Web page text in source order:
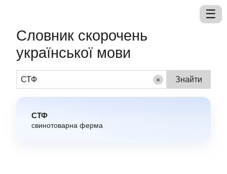
Словник скорочень
української мови
×
СТФ
свинотоварна ферма